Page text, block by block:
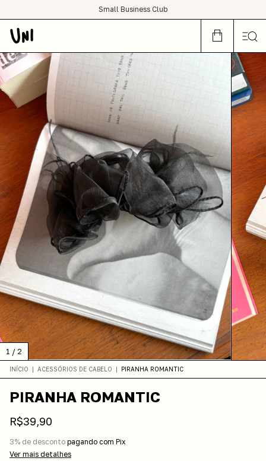
Small Business Club
condições de frete grátis para todo Brasil :)
1 / 2
INÍCIO | ACESSÓRIOS DE CABELO | PIRANHA ROMANTIC
PIRANHA ROMANTIC
R$39,90
3% de desconto pagando com Pix
Ver mais detalhes